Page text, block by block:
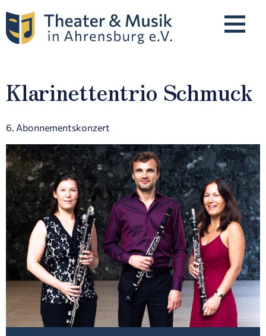
Programm
Unsere Künstler*innen
Karten & Preise
Spielstätten
Über Uns
Klarinettentrio Schmuck
6. Abonnementskonzert